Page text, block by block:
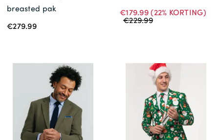
breasted pak
€279.99
€179.99(22% KORTING)
€229.99